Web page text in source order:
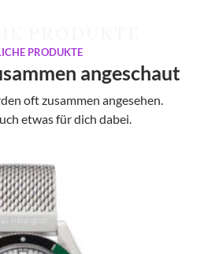
PRODUKTE
angeschaut
oft zusammen angesehen.
etwas für dich dabei.